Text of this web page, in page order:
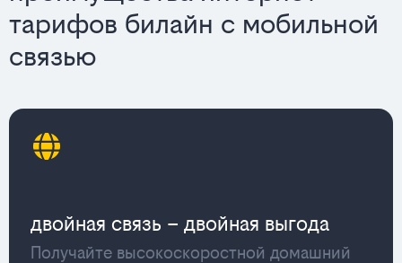
тарифов билайн с мобильной
связью
двойная связь – двойная выгода
Получайте высокоскоростной домашний